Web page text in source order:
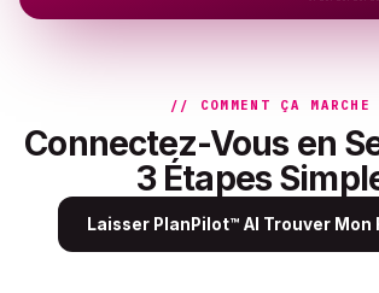
// COMMENT ÇA MARCHE
Connectez-Vous en
3 Étapes
Laisser PlanPilot™ AI Trouver